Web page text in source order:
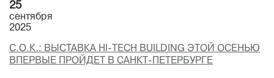
25
сентября
2025
С.О.К.: ВЫСТАВКА HI-TECH BUILDING ЭТОЙ ОСЕНЬЮ
ВПЕРВЫЕ ПРОЙДЕТ В САНКТ-ПЕТЕРБУРГЕ